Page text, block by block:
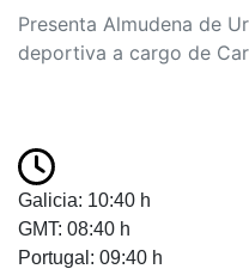
Presenta Almudena de
deportiva a cargo de
Galicia: 10:40 h
GMT: 08:40 h
Portugal: 09:40 h